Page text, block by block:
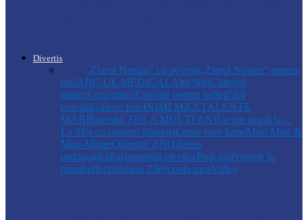
Divertis
,,Ziarul Nostru” cu povești„Ziarul Nostru” pentru
piciABC-UL MEDICALAlte ȘtiriCititorul
nostruConcursuriCuvinte pentru sufletFără
cravatăGalerie fotoINIMI MICI,TALENTE
MARIÎntreabă ZNLA MULŢI ANILa noi acasă la…
La Sfat cu oameni frumoșiLume soro lumeMini-Miss &
Mini-MisterObiectiv ZNOdiseea
pedagogicăParlamentul elevilorPodcastPortrete în
timpReflecțiiReteta ZNȘcoala meaVideo